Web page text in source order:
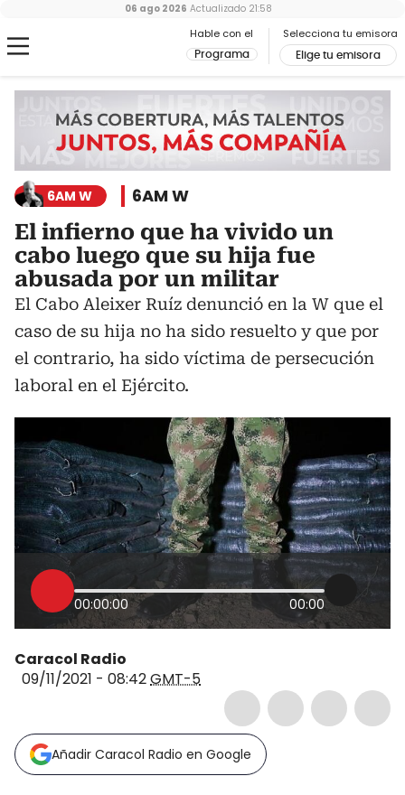
Hable con el
Programa
Selecciona tu emisora
Elige tu emisora
06 ago 2026 Actualizado 21:58
6AM W 6AM W
El infierno que ha vivido un
cabo luego que su hija fue
abusada por un militar
El Cabo Aleixer Ruíz denunció en la W que el
caso de su hija no ha sido resuelto y que por
el contrario, ha sido víctima de persecución
laboral en el Ejército.
00:00:00 00:00
Caracol Radio
09/11/2021 - 08:42GMT-5
Añadir Caracol Radio en Google